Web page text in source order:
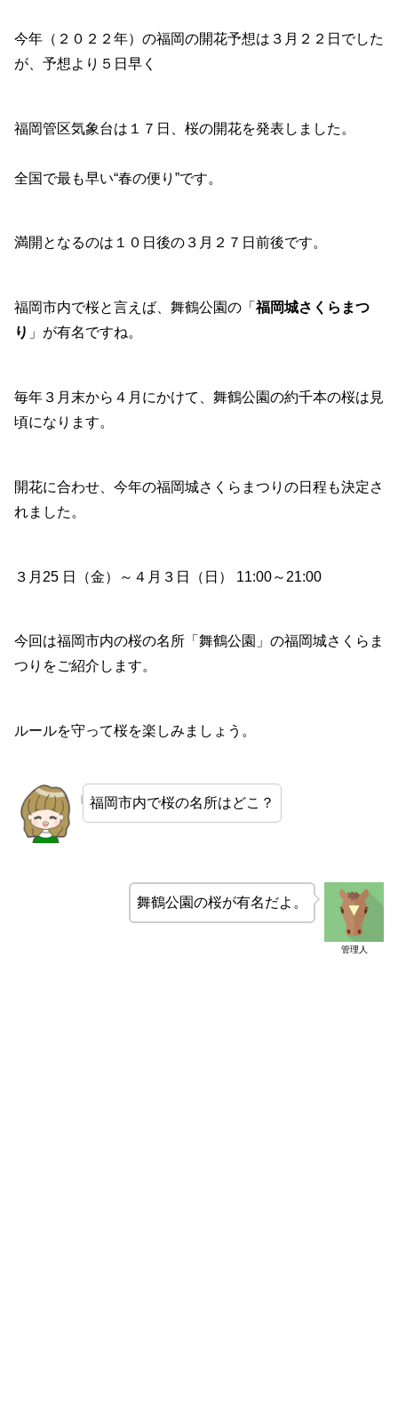
今年（２０２２年）の福岡の開花予想は３月２２日でした
が、予想より５日早く
福岡管区気象台は１７日、桜の開花を発表しました。
全国で最も早い“春の便り”です。
満開となるのは１０日後の３月２７日前後です。
福岡市内で桜と言えば、舞鶴公園の「福岡城さくらまつ
り 」が有名ですね。
毎年３月末から４月にかけて、舞鶴公園の約千本の桜は見
頃になります。
開花に合わせ、今年の福岡城さくらまつりの日程も決定さ
れました。
３月25 日（金）～４月３日（日） 11:00～21:00
今回は福岡市内の桜の名所「舞鶴公園」の福岡城さくらま
つりをご紹介します。
ルールを守って桜を楽しみましょう。
福岡市内で桜の名所はどこ？
管理人
舞鶴公園の桜が有名だよ。